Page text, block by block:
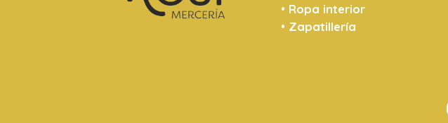
• Ropa interior
• Zapatillería